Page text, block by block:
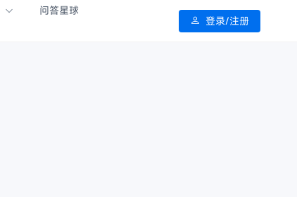
问答星球
登录/注册